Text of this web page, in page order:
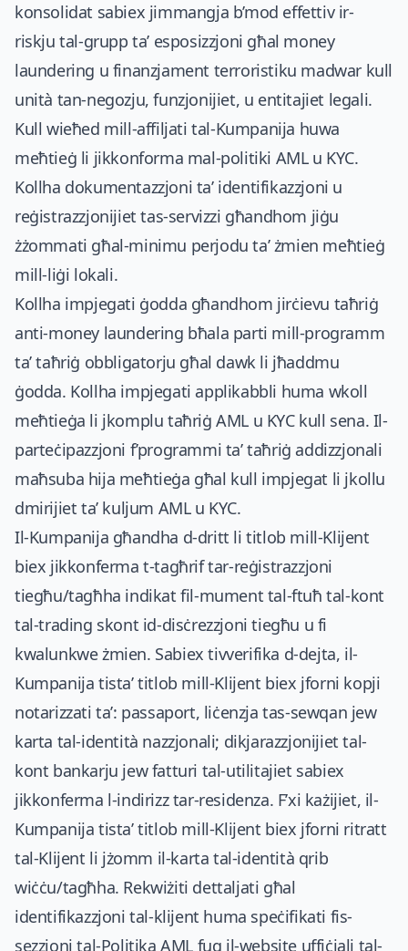
konsolidat sabiex jimmangja b’mod effettiv ir-
riskju tal-grupp ta’ esposizzjoni għal money
laundering u finanzjament terroristiku madwar kull
unità tan-negozju, funzjonijiet, u entitajiet legali.
Kull wieħed mill-affiljati tal-Kumpanija huwa
meħtieġ li jikkonforma mal-politiki AML u KYC.
Kollha dokumentazzjoni ta’ identifikazzjoni u
reġistrazzjonijiet tas-servizzi għandhom jiġu
żżommati għal-minimu perjodu ta’ żmien meħtieġ
mill-liġi lokali.
Kollha impjegati ġodda għandhom jirċievu taħriġ
anti-money laundering bħala parti mill-programm
ta’ taħriġ obbligatorju għal dawk li jħaddmu
ġodda. Kollha impjegati applikabbli huma wkoll
meħtieġa li jkomplu taħriġ AML u KYC kull sena. Il-
parteċipazzjoni f’programmi ta’ taħriġ addizzjonali
maħsuba hija meħtieġa għal kull impjegat li jkollu
dmirijiet ta’ kuljum AML u KYC.
Il-Kumpanija għandha d-dritt li titlob mill-Klijent
biex jikkonferma t-tagħrif tar-reġistrazzjoni
tiegħu/tagħha indikat fil-mument tal-ftuħ tal-kont
tal-trading skont id-disċrezzjoni tiegħu u fi
kwalunkwe żmien. Sabiex tivverifika d-dejta, il-
Kumpanija tista’ titlob mill-Klijent biex jforni kopji
notarizzati ta’: passaport, liċenzja tas-sewqan jew
karta tal-identità nazzjonali; dikjarazzjonijiet tal-
kont bankarju jew fatturi tal-utilitajiet sabiex
jikkonferma l-indirizz tar-residenza. F’xi każijiet, il-
Kumpanija tista’ titlob mill-Klijent biex jforni ritratt
tal-Klijent li jżomm il-karta tal-identità qrib
wiċċu/tagħha. Rekwiżiti dettaljati għal
identifikazzjoni tal-klijent huma speċifikati fis-
sezzjoni tal-Politika AML fuq il-website uffiċjali tal-